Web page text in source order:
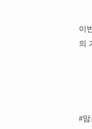
이
의
#